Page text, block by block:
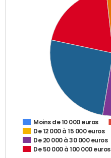
Moins de 10 000 euros
De 12 000 à 15 000 euros
De 20 000 à 30 000 euros
De 50 000 à 100 000 euros